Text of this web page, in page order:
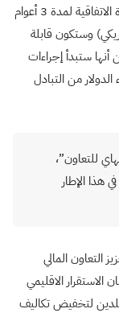
عام 2012، فيما قام الجانبان في 2015، بتمديد فترة الاتفاقية لمدة 3 أعوام
(1.88 مليار دولار أمريكي) وستكون قابلة
أنها ستبدأ إجراءات
من التبادل
للتعاون”،
هذا الإطار
التعاون المالي
الاستقرار الاقليمي
لتخفيض تكاليف